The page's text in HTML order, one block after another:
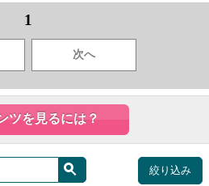
1
次へ
ツを見るには？
絞り込み